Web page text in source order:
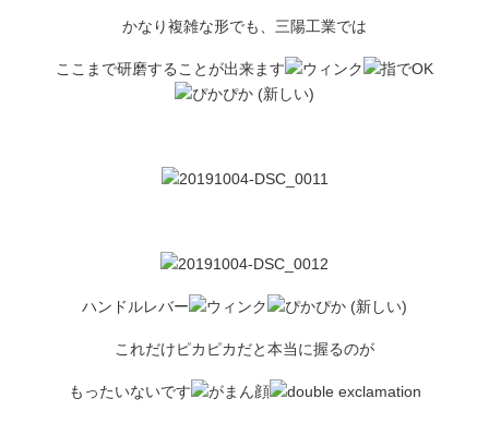
かなり複雑な形でも、三陽工業では
ここまで研磨することが出来ます
ハンドルレバー
これだけピカピカだと本当に握るのが
もったいないです